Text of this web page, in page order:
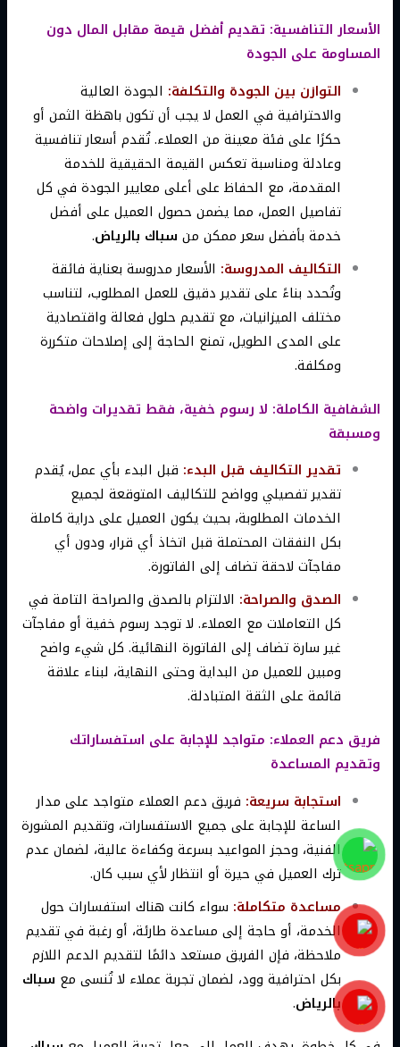
الأسعار التنافسية: تقديم أفضل قيمة مقابل المال دون
المساومة على الجودة
التوازن بين الجودة والتكلفة: الجودة العالية
والاحترافية في العمل لا يجب أن تكون باهظة الثمن أو
حكرًا على فئة معينة من العملاء. تُقدم أسعار تنافسية
وعادلة ومناسبة تعكس القيمة الحقيقية للخدمة
المقدمة، مع الحفاظ على أعلى معايير الجودة في كل
تفاصيل العمل، مما يضمن حصول العميل على أفضل
خدمة بأفضل سعر ممكن من سباك بالرياض.
التكاليف المدروسة: الأسعار مدروسة بعناية فائقة
وتُحدد بناءً على تقدير دقيق للعمل المطلوب، لتناسب
مختلف الميزانيات، مع تقديم حلول فعالة واقتصادية
على المدى الطويل، تمنع الحاجة إلى إصلاحات متكررة
ومكلفة.
الشفافية الكاملة: لا رسوم خفية، فقط تقديرات واضحة
ومسبقة
تقدير التكاليف قبل البدء: قبل البدء بأي عمل، يُقدم
تقدير تفصيلي وواضح للتكاليف المتوقعة لجميع
الخدمات المطلوبة، بحيث يكون العميل على دراية كاملة
بكل النفقات المحتملة قبل اتخاذ أي قرار، ودون أي
مفاجآت لاحقة تضاف إلى الفاتورة.
الصدق والصراحة: الالتزام بالصدق والصراحة التامة في
كل التعاملات مع العملاء. لا توجد رسوم خفية أو مفاجآت
غير سارة تضاف إلى الفاتورة النهائية. كل شيء واضح
ومبين للعميل من البداية وحتى النهاية، لبناء علاقة
قائمة على الثقة المتبادلة.
فريق دعم العملاء: متواجد للإجابة على استفساراتك
وتقديم المساعدة
استجابة سريعة: فريق دعم العملاء متواجد على مدار
الساعة للإجابة على جميع الاستفسارات، وتقديم المشورة
الفنية، وحجز المواعيد بسرعة وكفاءة عالية، لضمان عدم
ترك العميل في حيرة أو انتظار لأي سبب كان.
مساعدة متكاملة: سواء كانت هناك استفسارات حول
الخدمة، أو حاجة إلى مساعدة طارئة، أو رغبة في تقديم
ملاحظة، فإن الفريق مستعد دائمًا لتقديم الدعم اللازم
بكل احترافية وود، لضمان تجربة عملاء لا تُنسى مع سباك
بالرياض.